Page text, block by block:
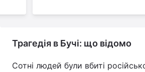
Трагедія в Бучі: що відомо
Сотні людей були вбиті